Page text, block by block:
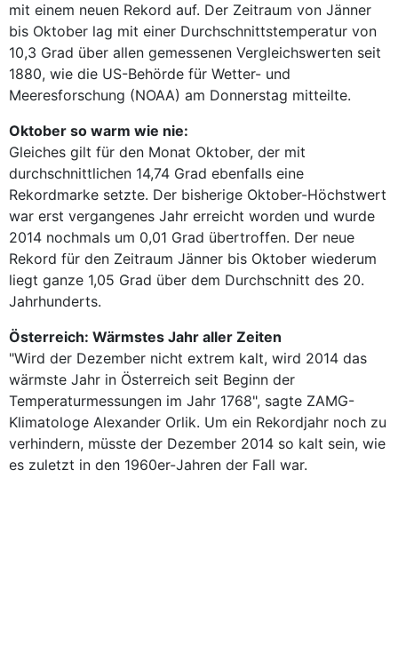
mit einem neuen Rekord auf. Der Zeitraum von Jänner
bis Oktober lag mit einer Durchschnittstemperatur von
10,3 Grad über allen gemessenen Vergleichswerten seit
1880, wie die US-Behörde für Wetter- und
Meeresforschung (NOAA) am Donnerstag mitteilte.
Oktober so warm wie nie:
Gleiches gilt für den Monat Oktober, der mit
durchschnittlichen 14,74 Grad ebenfalls eine
Rekordmarke setzte. Der bisherige Oktober-Höchstwert
war erst vergangenes Jahr erreicht worden und wurde
2014 nochmals um 0,01 Grad übertroffen. Der neue
Rekord für den Zeitraum Jänner bis Oktober wiederum
liegt ganze 1,05 Grad über dem Durchschnitt des 20.
Jahrhunderts.
Österreich: Wärmstes Jahr aller Zeiten
"Wird der Dezember nicht extrem kalt, wird 2014 das
wärmste Jahr in Österreich seit Beginn der
Temperaturmessungen im Jahr 1768", sagte ZAMG-
Klimatologe Alexander Orlik. Um ein Rekordjahr noch zu
verhindern, müsste der Dezember 2014 so kalt sein, wie
es zuletzt in den 1960er-Jahren der Fall war.